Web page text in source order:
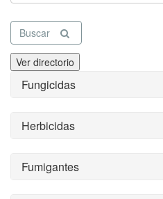
Buscar
Ver directorio
Fungicidas
Herbicidas
Fumigantes